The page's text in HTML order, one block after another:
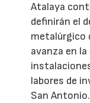
Atalaya
definirán el
metalúrgico
avanza en
labores de
San Antonio.